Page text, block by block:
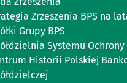
Zrzeszenia BPS na
Grupy BPS
Systemu Ochrony
Historii Polskiej